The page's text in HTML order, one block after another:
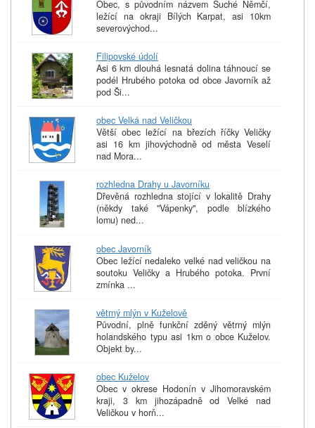
Obec, s původním názvem Suché Němčí,
ležící na okraji Bílých Karpat, asi 10km
severovýchod...
Filipovské údolí
Asi 6 km dlouhá lesnatá dolina táhnoucí se
podél Hrubého potoka od obce Javorník až
pod Ši...
obec Velká nad Veličkou
Větší obec ležící na březích říčky Veličky
asi 16 km jihovýchodně od města Veselí
nad Mora...
rozhledna Drahy u Javorníku
Dřevěná rozhledna stojící v lokalitě Drahy
(někdy také "Vápenky", podle blízkého
lomu) ned...
obec Javorník
Obec ležící nedaleko velké nad veličkou na
soutoku Veličky a Hrubého potoka. První
zmínka ...
větrný mlýn v Kuželově
Původní, plně funkční zděný větrný mlýn
holandského typu asi 1km o obce Kuželov.
Objekt by...
obec Kuželov
Obec v okrese Hodonín v Jihomoravském
kraji, 3 km jihozápadně od Velké nad
Veličkou v horň...